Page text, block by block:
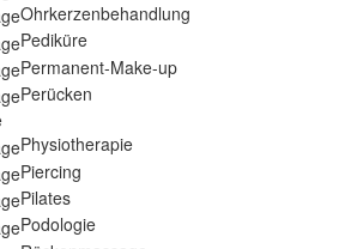
Ohrkerzenbehandlung
Pediküre
Permanent-Make-up
Perücken
Physiotherapie
Piercing
Pilates
Podologie